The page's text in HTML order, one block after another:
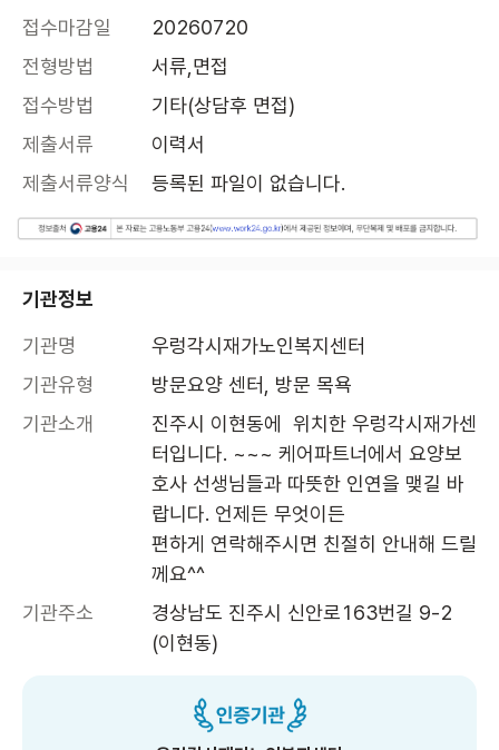
접수마감일
20260720
전형방법
서류,면접
접수방법
기타(상담후 면접)
제출서류
이력서
제출서류양식
등록된 파일이 없습니다.
기관정보
기관명
우렁각시재가노인복지센터
기관유형
방문요양 센터, 방문 목욕
기관소개
진주시 이현동에  위치한 우렁각시재가센
터입니다. ~~~ 케어파트너에서 요양보
호사 선생님들과 따뜻한 인연을 맺길 바
랍니다. 언제든 무엇이든
편하게 연락해주시면 친절히 안내해 드릴
께요^^
기관주소
경상남도 진주시 신안로163번길 9-2
(이현동)